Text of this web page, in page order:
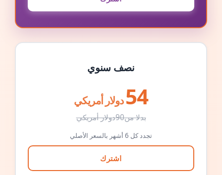
نصف سنوي
54 دولار أمريكي
بدلا من90دولار أمريكي
تجدد كل 6 أشهر بالسعر الأصلي
اشترك